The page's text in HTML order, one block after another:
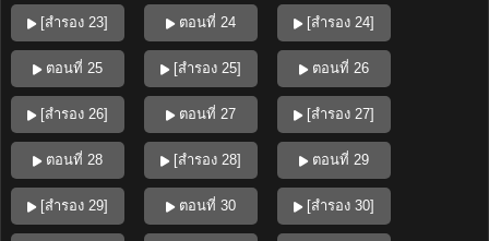
[สำรอง 23] ตอนที่ 24 [สำรอง 24]
ตอนที่ 25 [สำรอง 25] ตอนที่ 26
[สำรอง 26] ตอนที่ 27 [สำรอง 27]
ตอนที่ 28 [สำรอง 28] ตอนที่ 29
[สำรอง 29] ตอนที่ 30 [สำรอง 30]